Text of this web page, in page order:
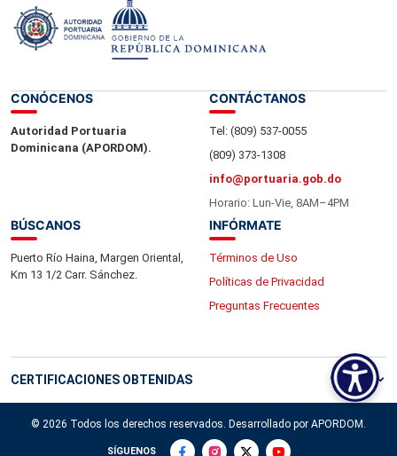
CONÓCENOS
Autoridad Portuaria
Dominicana (APORDOM).
CONTÁCTANOS
Tel: (809) 537-0055
(809) 373-1308
info@portuaria.gob.do
Horario: Lun-Vie, 8AM–4PM
BÚSCANOS
Puerto Río Haina, Margen Oriental,
Km 13 1/2 Carr. Sánchez.
INFÓRMATE
Términos de Uso
Políticas de Privacidad
Preguntas Frecuentes
CERTIFICACIONES OBTENIDAS
© 2026 Todos los derechos reservados. Desarrollado por APORDOM.
SÍGUENOS